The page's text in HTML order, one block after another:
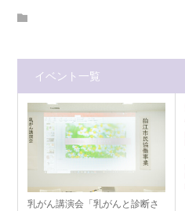
イベント一覧
乳がん講演会「乳がんと診断さ